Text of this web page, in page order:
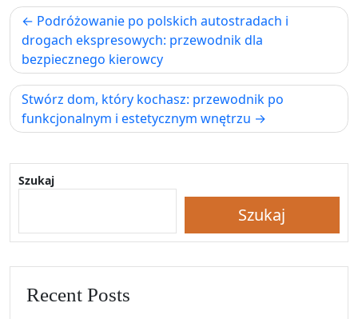
Nawigacja
wpisu
Podróżowanie po polskich autostradach i
drogach ekspresowych: przewodnik dla
bezpiecznego kierowcy
Stwórz dom, który kochasz: przewodnik po
funkcjonalnym i estetycznym wnętrzu
Szukaj
Szukaj
Recent Posts